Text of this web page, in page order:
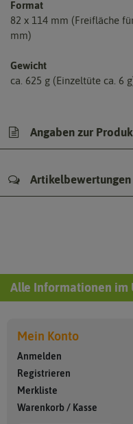
Format
82 x 114 mm (Freifläche
mm)
Gewicht
ca. 625 g (Einzeltüte ca. 6
Angaben zur
Artikelbewertungen
Alle Informationen im
Mein Konto
Anmelden
Registrieren
Merkliste
Warenkorb / Kasse